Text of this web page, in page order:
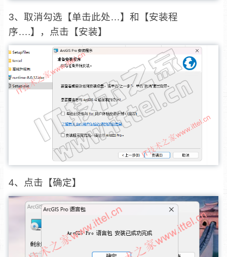
3、取消勾选【单击此处…】和【安装程
序….】，点击【安装】
4、点击【确定】